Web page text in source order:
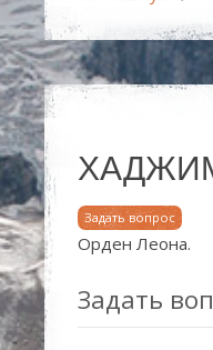
Задать вопрос
Орден Леона.
Задать